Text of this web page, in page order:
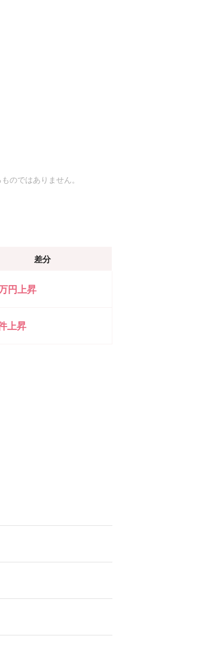
のではありません。
差分
円上昇
上昇